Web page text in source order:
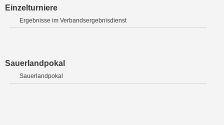
Einzelturniere
Ergebnisse im Verbandsergebnisdienst
Sauerlandpokal
Sauerlandpokal